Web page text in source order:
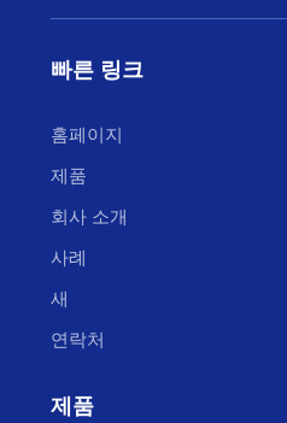
빠른 링크
홈페이지
제품
회사 소개
사례
새
연락처
제품